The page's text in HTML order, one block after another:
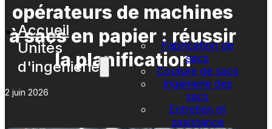
Accueil
Unités
d'ingénierie
Fabrication de
sacs
Couture de sacs
Ingénierie des
sacs
Entretien et
assistance
opérateurs de machines
à sacs en papier : réussir
la planification
2 juin 2026